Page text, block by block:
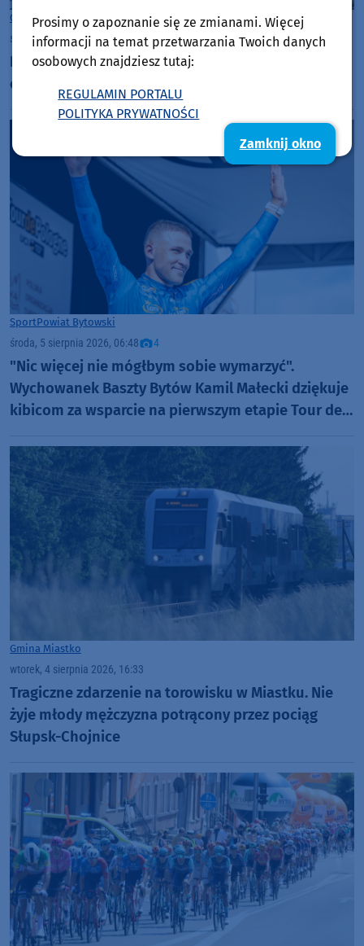
Gmina Parchowo
środa, 5 sierpnia 2026, 07:01
Pierwszy Żłobek Gminny w Parchowie oficjalnie
otwarty. Placówka może przyjąć do 20 dzieci
SportPowiat Bytowski
środa, 5 sierpnia 2026, 06:48 4
"Nic więcej nie mógłbym sobie wymarzyć".
Wychowanek Baszty Bytów Kamil Małecki dziękuje
kibicom za wsparcie na pierwszym etapie Tour de
Gmina Miastko
wtorek, 4 sierpnia 2026, 16:33
Tragiczne zdarzenie na torowisku w Miastku. Nie
żyje młody mężczyzna potrącony przez pociąg
Słupsk-Chojnice
Prosimy o zapoznanie się ze zmianami. Więcej
informacji na temat przetwarzania Twoich danych
osobowych znajdziesz tutaj:
REGULAMIN PORTALU
POLITYKA PRYWATNOŚCI
Zamknij okno